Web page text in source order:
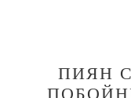
ПИЯН